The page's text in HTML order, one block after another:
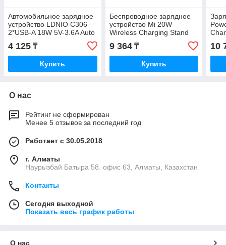
Автомобильное зарядное
устройство LDNIO C306
2*USB-A 18W 5V-3.6A Auto
Lightning Чёрный
4 125 ₸
Купить
Беспроводное зарядное
устройство Mi 20W
Wireless Charging Stand
9 364₸
Купить
10
О нас
Рейтинг не сформирован
Менее 5 отзывов за последний год
Работает с 30.05.2018
г. Алматы
Наурызбай Батыра 58. офис 63, Алматы, Казахстан
Контакты
Сегодня выходной
Показать весь график работы
О нас